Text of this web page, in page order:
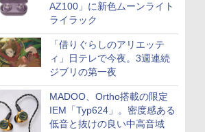
AZ100」に新色ムーンライト
ライラック
「借りぐらしのアリエッテ
ィ」日テレで今夜。3週連続
ジブリの第一夜
MADOO、Ortho搭載の限定
IEM「Typ624」。密度感ある
低音と抜けの良い中高音域